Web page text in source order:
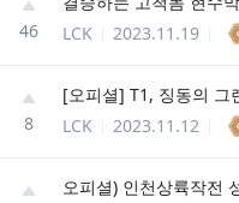
46
LCK
2023.11.19
8
LCK
2023.11.12
오피셜) 인천상륙작전